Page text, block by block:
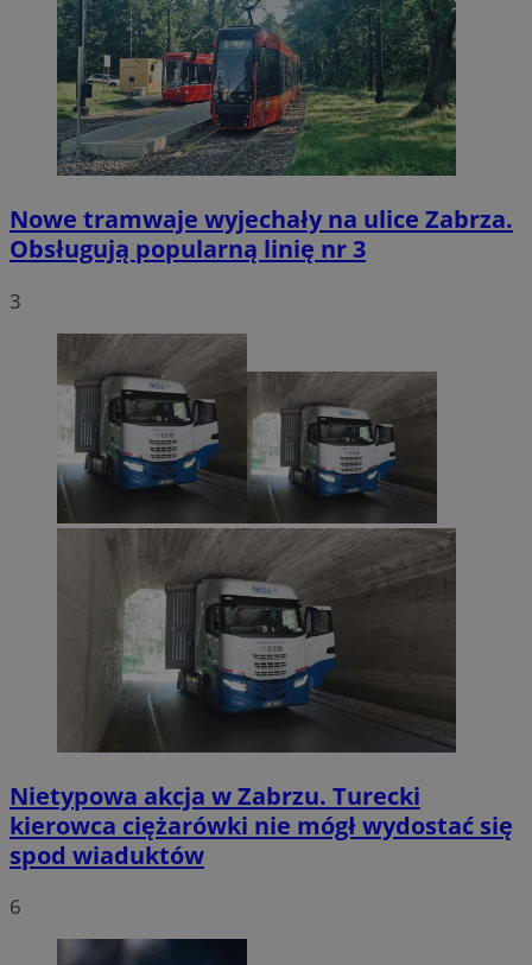
Nowe tramwaje wyjechały na ulice Zabrza.
Obsługują popularną linię nr 3
3
Nietypowa akcja w Zabrzu. Turecki
kierowca ciężarówki nie mógł wydostać się
spod wiaduktów
6